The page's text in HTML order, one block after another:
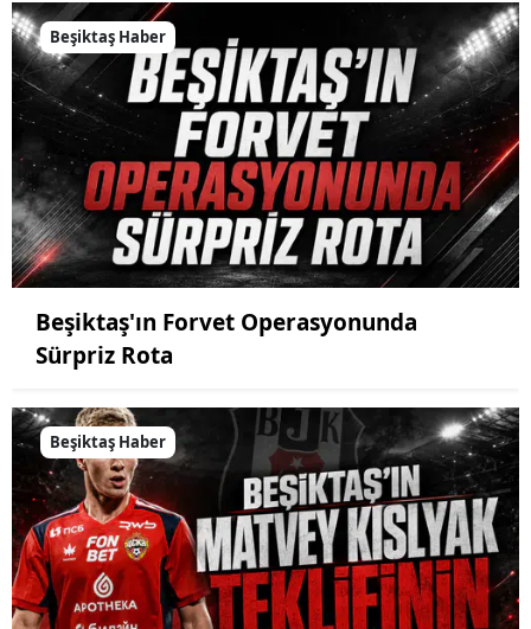
Beşiktaş Haber
Beşiktaş'ın Forvet Operasyonunda
Sürpriz Rota
Beşiktaş Haber